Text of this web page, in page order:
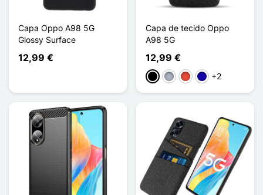
Capa Oppo A98 5G
Glossy Surface
12,99 €
Capa de tecido Oppo
A98 5G
12,99 €
PretoCinzentoVermelhoAzul Escuro
+2